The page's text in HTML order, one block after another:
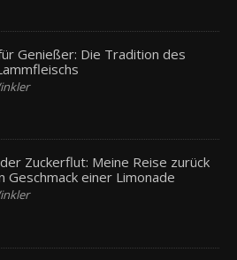
Genießer: Die Tradition des
Zuckerflut: Meine Reise zurück
Geschmack einer Limonade